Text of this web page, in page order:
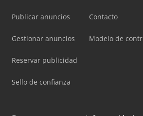
Publicar anuncios
Gestionar anuncios
Reservar publicidad
Sello de confianza
Contacto
Modelo de